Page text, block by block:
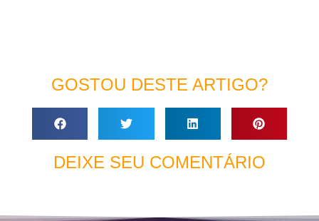
GOSTOU DESTE ARTIGO?
DEIXE SEU COMENTÁRIO